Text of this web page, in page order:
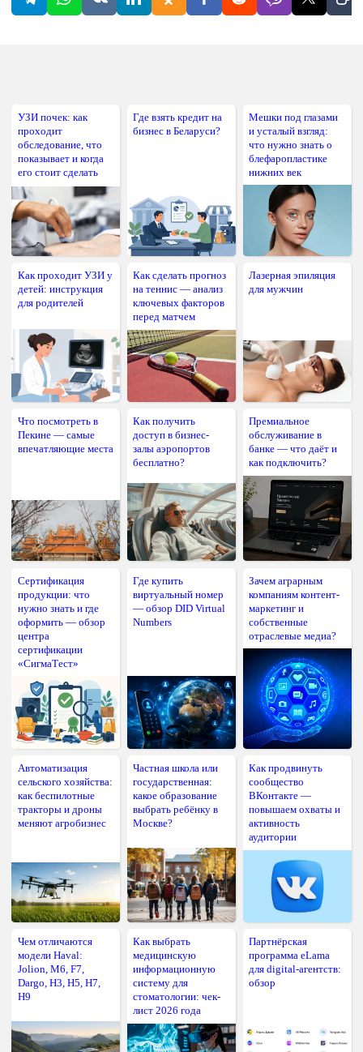
УЗИ почек: как
проходит
обследование, что
показывает и когда
его стоит сделать
Где взять кредит на
бизнес в Беларуси?
Мешки под глазами
и усталый взгляд:
что нужно знать о
блефаропластике
нижних век
Как проходит УЗИ у
детей: инструкция
для родителей
Как сделать прогноз
на теннис — анализ
ключевых факторов
перед матчем
Лазерная эпиляция
для мужчин
Что посмотреть в
Пекине — самые
впечатляющие места
Как получить
доступ в бизнес-
залы аэропортов
бесплатно?
Премиальное
обслуживание в
банке — что даёт и
как подключить?
Сертификация
продукции: что
нужно знать и где
оформить — обзор
центра
сертификации
«СигмаТест»
Где купить
виртуальный номер
— обзор DID Virtual
Numbers
Зачем аграрным
компаниям контент-
маркетинг и
собственные
отраслевые медиа?
Автоматизация
сельского хозяйства:
как беспилотные
тракторы и дроны
меняют агробизнес
Частная школа или
государственная:
какое образование
выбрать ребёнку в
Москве?
Как продвинуть
сообщество
ВКонтакте —
повышаем охваты и
активность
аудитории
Чем отличаются
модели Haval:
Jolion, M6, F7,
Dargo, H3, H5, H7,
H9
Как выбрать
медицинскую
информационную
систему для
стоматологии: чек-
лист 2026 года
Партнёрская
программа eLama
для digital-агентств:
обзор